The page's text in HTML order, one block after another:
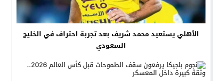
الأهلي يستعيد محمد شريف بعد تجربة احتراف في الخليج
السعودي